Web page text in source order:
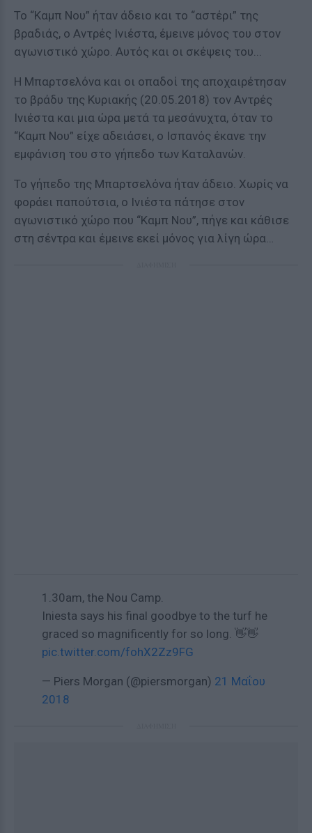
Το “Καμπ Νου” ήταν άδειο και το “αστέρι” της
βραδιάς, ο Αντρές Ινιέστα, έμεινε μόνος του στον
αγωνιστικό χώρο. Αυτός και οι σκέψεις του...
Η Μπαρτσελόνα και οι οπαδοί της αποχαιρέτησαν
το βράδυ της Κυριακής (20.05.2018) τον Αντρές
Ινιέστα και μια ώρα μετά τα μεσάνυχτα, όταν το
“Καμπ Νου” είχε αδειάσει, ο Ισπανός έκανε την
εμφάνιση του στο γήπεδο των Καταλανών.
Το γήπεδο της Μπαρτσελόνα ήταν άδειο. Χωρίς να
φοράει παπούτσια, ο Ινιέστα πάτησε στον
αγωνιστικό χώρο που “Καμπ Νου”, πήγε και κάθισε
στη σέντρα και έμεινε εκεί μόνος για λίγη ώρα…
1.30am, the Nou Camp.
Iniesta says his final goodbye to the turf he
graced so magnificently for so long. 👋👋
pic.twitter.com/fohX2Zz9FG
— Piers Morgan (@piersmorgan) 21 Μαΐου
2018